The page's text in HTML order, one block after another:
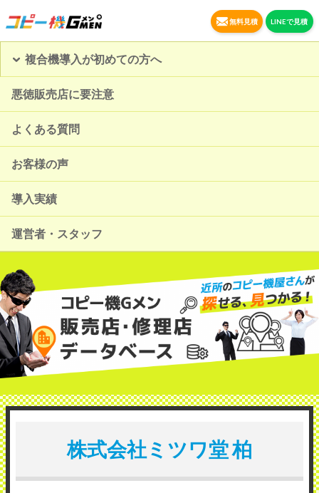
無料見積 LINEで見積
複合機導入が初めての方へ
悪徳販売店に要注意
よくある質問
お客様の声
導入実績
運営者・スタッフ
株式会社ミツワ堂 柏